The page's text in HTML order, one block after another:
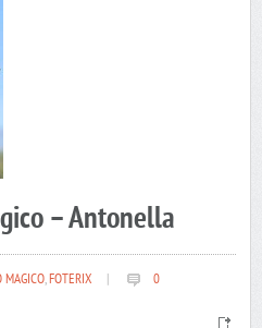
– Antonella
MAGICO,FOTERIX 0